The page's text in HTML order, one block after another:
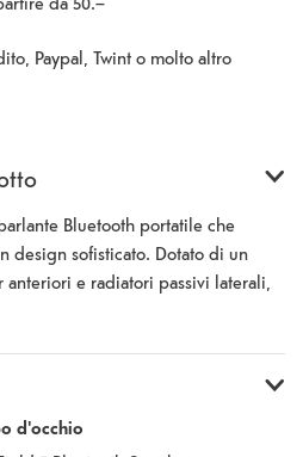
Paypal, Twint o molto altro
Bluetooth portatile che
design sofisticato. Dotato di un
e radiatori passivi laterali,
Le due modalità per i
di personalizzare l'intensità dei
per lunghe sessioni di musica
LED integrata, che si sincronizza
d'occhio